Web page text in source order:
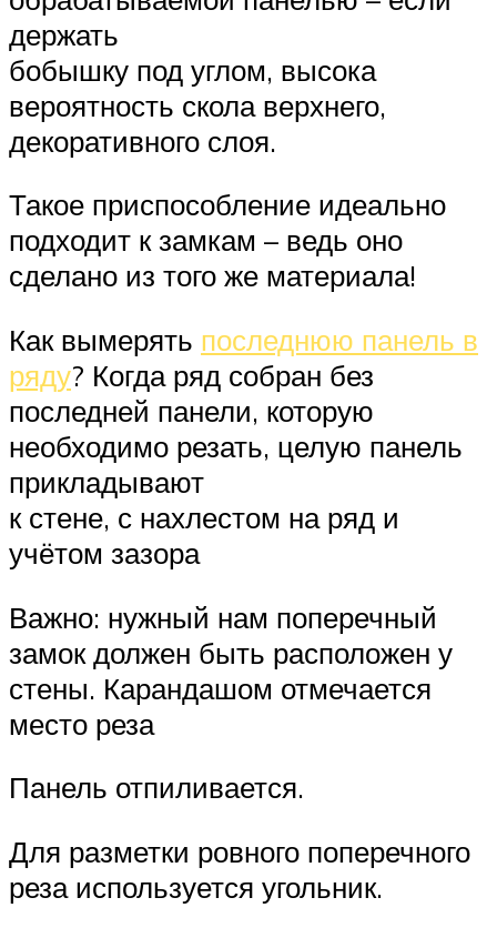
держать
бобышку под углом, высока
вероятность скола верхнего,
декоративного слоя.
Такое приспособление идеально
подходит к замкам – ведь оно
сделано из того же материала!
Как вымерять последнюю панель в
ряду? Когда ряд собран без
последней панели, которую
необходимо резать, целую панель
прикладывают
к стене, с нахлестом на ряд и
учётом зазора
Важно: нужный нам поперечный
замок должен быть расположен у
стены. Карандашом отмечается
место реза
Панель отпиливается.
Для разметки ровного поперечного
реза используется угольник.